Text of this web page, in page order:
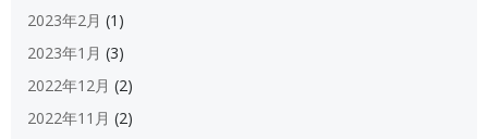
2023年2月 (1)
2023年1月 (3)
2022年12月 (2)
2022年11月 (2)